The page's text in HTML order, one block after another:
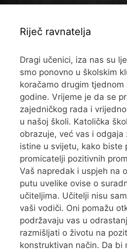
Riječ ravnatelja
Dragi učenici, iza nas su
smo ponovno u školskim
koračamo drugim tjednom
godine. Vrijeme je da se
zajedničkog rada i
u našoj školi. Katolička
obrazuje, već vas i
istine u svijetu, kako biste
promicatelji pozitivnih
Vaš napredak i uspjeh na
putu uvelike ovise o
učiteljima. Učitelji nisu
vaši vodiči. Oni pomažu
podržavaju vas u
razmišljati o životu na
konstruktivan način. Da bi